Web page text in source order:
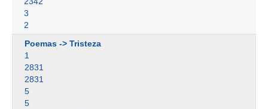
3
2
Poemas -> Tristeza
1
2831
2831
5
5